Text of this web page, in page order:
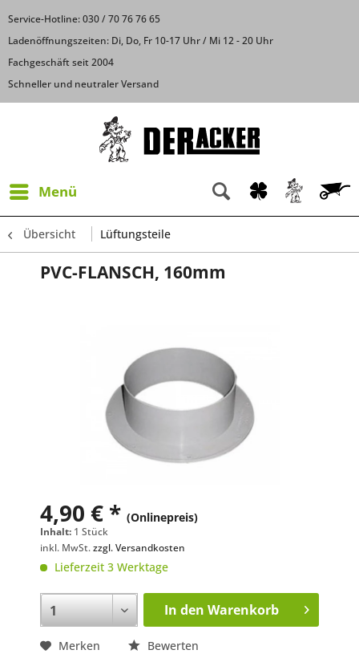
Service-Hotline: 030 / 70 76 76 65
Ladenöffnungszeiten: Di, Do, Fr 10-17 Uhr / Mi 12 - 20 Uhr
Fachgeschäft seit 2004
Schneller und neutraler Versand
Menü
Übersicht Lüftungsteile
PVC-FLANSCH, 160mm
4,90 € * (Onlinepreis)
Inhalt: 1 Stück
inkl. MwSt.zzgl. Versandkosten
Lieferzeit 3 Werktage
In den Warenkorb
Merken Bewerten